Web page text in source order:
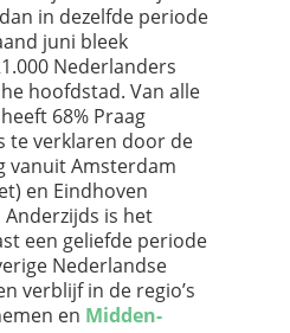
in dezelfde periode
juni bleek
Nederlanders
hoofdstad. Van alle
68% Praag
te verklaren door de
vanuit Amsterdam
en Eindhoven
Anderzijds is het
een geliefde periode
Nederlandse
verblijf in de regio’s
en Midden-